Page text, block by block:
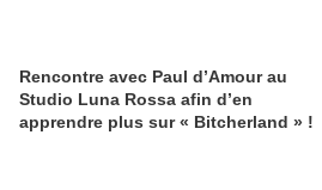
Rencontre avec Paul d’Amour au
Studio Luna Rossa afin d’en
apprendre plus sur « Bitcherland » !